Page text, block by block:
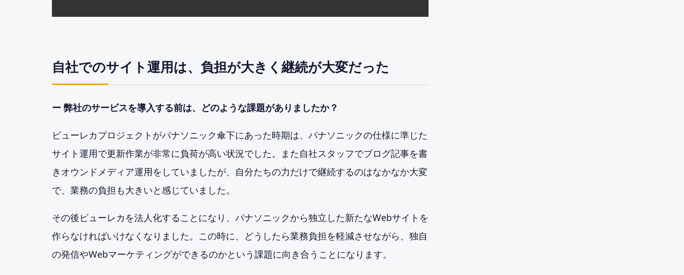
自社でのサイト運用は、負担が大きく継続が大変だった
ー 弊社のサービスを導入する前は、どのような課題がありましたか？
ビューレカプロジェクトがパナソニック傘下にあった時期は、パナソニックの仕様に準じた
サイト運用で更新作業が非常に負荷が高い状況でした。また自社スタッフでブログ記事を書
きオウンドメディア運用をしていましたが、自分たちの力だけで継続するのはなかなか大変
で、業務の負担も大きいと感じていました。
その後ビューレカを法人化することになり、パナソニックから独立した新たなWebサイトを
作らなければいけなくなりました。この時に、どうしたら業務負担を軽減させながら、独自
の発信やWebマーケティングができるのかという課題に向き合うことになります。